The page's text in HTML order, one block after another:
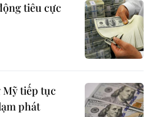
tiêu cực
Mỹ tiếp tục
phát